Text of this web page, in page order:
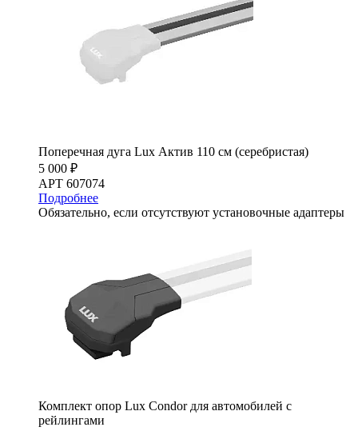
Поперечная дуга Lux Актив 110 см (серебристая)
5 000 ₽
АРТ 607074
Подробнее
Обязательно, если отсутствуют установочные адаптеры
Комплект опор Lux Condor для автомобилей с
рейлингами